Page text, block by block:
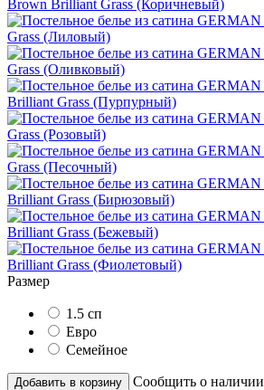
Размер
1.5 сп
Евро
Семейное
Добавить в корзину
Сообщить о наличии